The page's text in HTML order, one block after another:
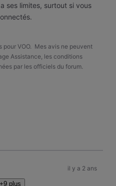
ses limites, surtout si vous
pour VOO. Mes avis ne peuvent
Assistance, les conditions
par les officiels du forum.
+9 plus
il y a 2 ans